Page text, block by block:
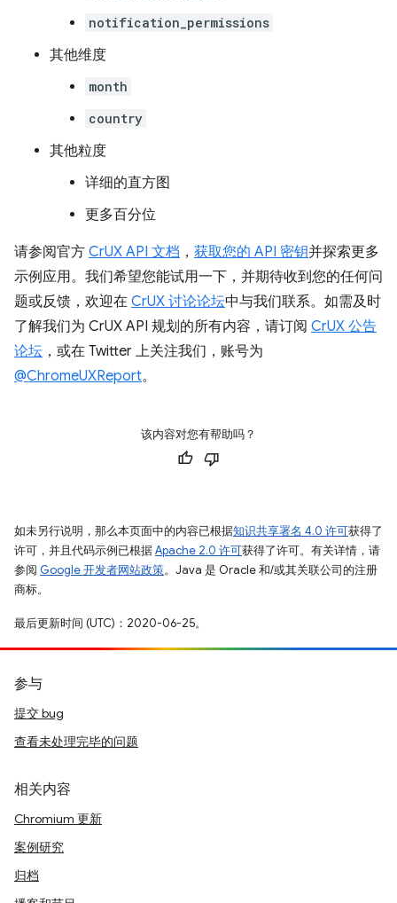
notification_permissions
其他维度
month
country
其他粒度
详细的直方图
更多百分位
请参阅官方 CrUX API 文档 ， 获取您的 API 密钥并探索更多
示例应用。我们希望您能试用一下，并期待收到您的任何问
题或反馈，欢迎在 CrUX 讨论论坛中与我们联系。如需及时
了解我们为 CrUX API 规划的所有内容，请订阅 CrUX 公告
论坛 ，或在 Twitter 上关注我们，账号为
@ChromeUXReport。
该内容对您有帮助吗？
如未另行说明，那么本页面中的内容已根据知识共享署名 4.0 许可获得了
许可，并且代码示例已根据Apache 2.0 许可获得了许可。有关详情，请
参阅 Google 开发者网站政策。Java 是 Oracle 和/或其关联公司的注册
商标。
最后更新时间 (UTC)：2020-06-25。
参与
提交 bug
查看未处理完毕的问题
相关内容
Chromium 更新
案例研究
归档